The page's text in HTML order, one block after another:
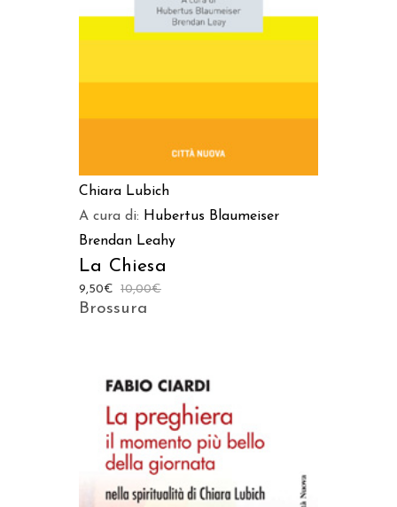
Chiara Lubich
A cura di: Hubertus Blaumeiser
Brendan Leahy
La Chiesa
10,00€
9,50€
Brossura